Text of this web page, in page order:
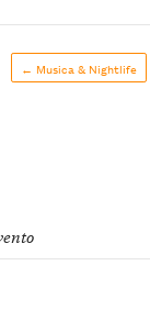
← Musica & Nightlife